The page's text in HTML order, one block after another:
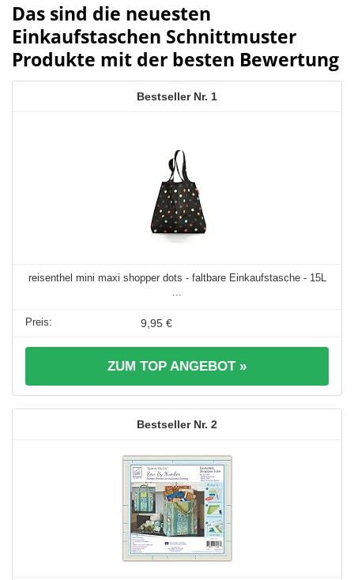
Das sind die neuesten
Einkaufstaschen Schnittmuster
Produkte mit der besten Bewertung
1
reisenthel mini maxi shopper dots - faltbare Einkaufstasche - 15L
...
9,95 €
ZUM TOP ANGEBOT »
2